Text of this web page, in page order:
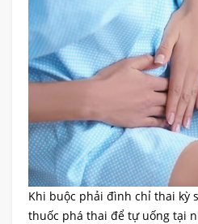
Khi buộc phải đình chỉ thai kỳ
thuốc phá thai để tự uống tại